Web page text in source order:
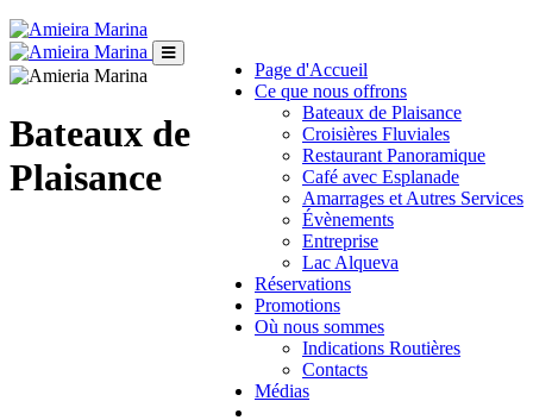
Page d'Accueil
Ce que nous offrons
Bateaux de Plaisance
Croisières Fluviales
Restaurant Panoramique
Café avec Esplanade
Amarrages et Autres Services
Évènements
Entreprise
Lac Alqueva
Réservations
Promotions
Où nous sommes
Indications Routières
Contacts
Médias
Bateaux de
Plaisance